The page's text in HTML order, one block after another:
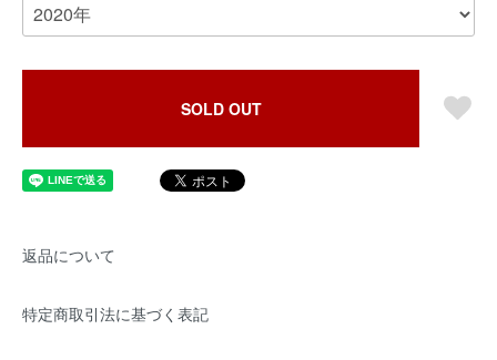
SOLD OUT
返品について
特定商取引法に基づく表記